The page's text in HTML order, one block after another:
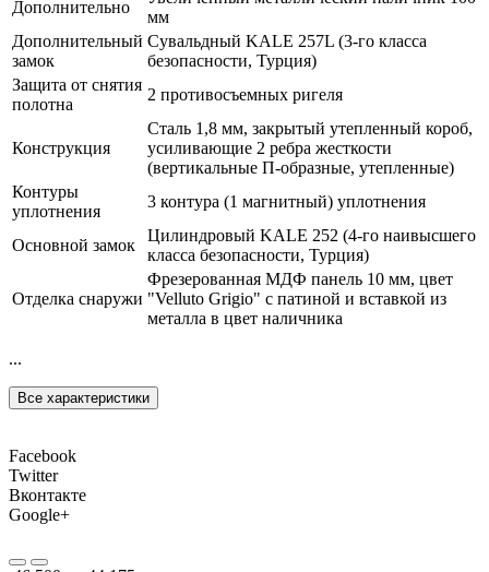
Дополнительно
мм
Дополнительный
замок
Сувальдный KALE 257L (3-го класса
безопасности, Турция)
Защита от снятия
полотна
2 противосъемных ригеля
Конструкция
Сталь 1,8 мм, закрытый утепленный короб,
усиливающие 2 ребра жесткости
(вертикальные П-образные, утепленные)
Контуры
уплотнения
3 контура (1 магнитный) уплотнения
Основной замок
Цилиндровый KALE 252 (4-го наивысшего
класса безопасности, Турция)
Отделка снаружи
Фрезерованная МДФ панель 10 мм, цвет
"Velluto Grigio" с патиной и вставкой из
металла в цвет наличника
...
Все характеристики
Facebook
Twitter
Вконтакте
Google+